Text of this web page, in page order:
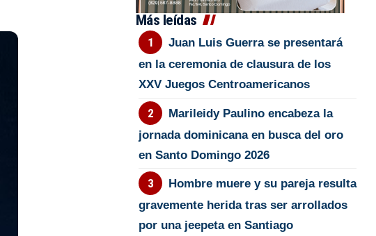
Más leídas
Juan Luis Guerra se presentará
en la ceremonia de clausura de los
XXV Juegos Centroamericanos
Marileidy Paulino encabeza la
jornada dominicana en busca del oro
en Santo Domingo 2026
Hombre muere y su pareja resulta
gravemente herida tras ser arrollados
por una jeepeta en Santiago